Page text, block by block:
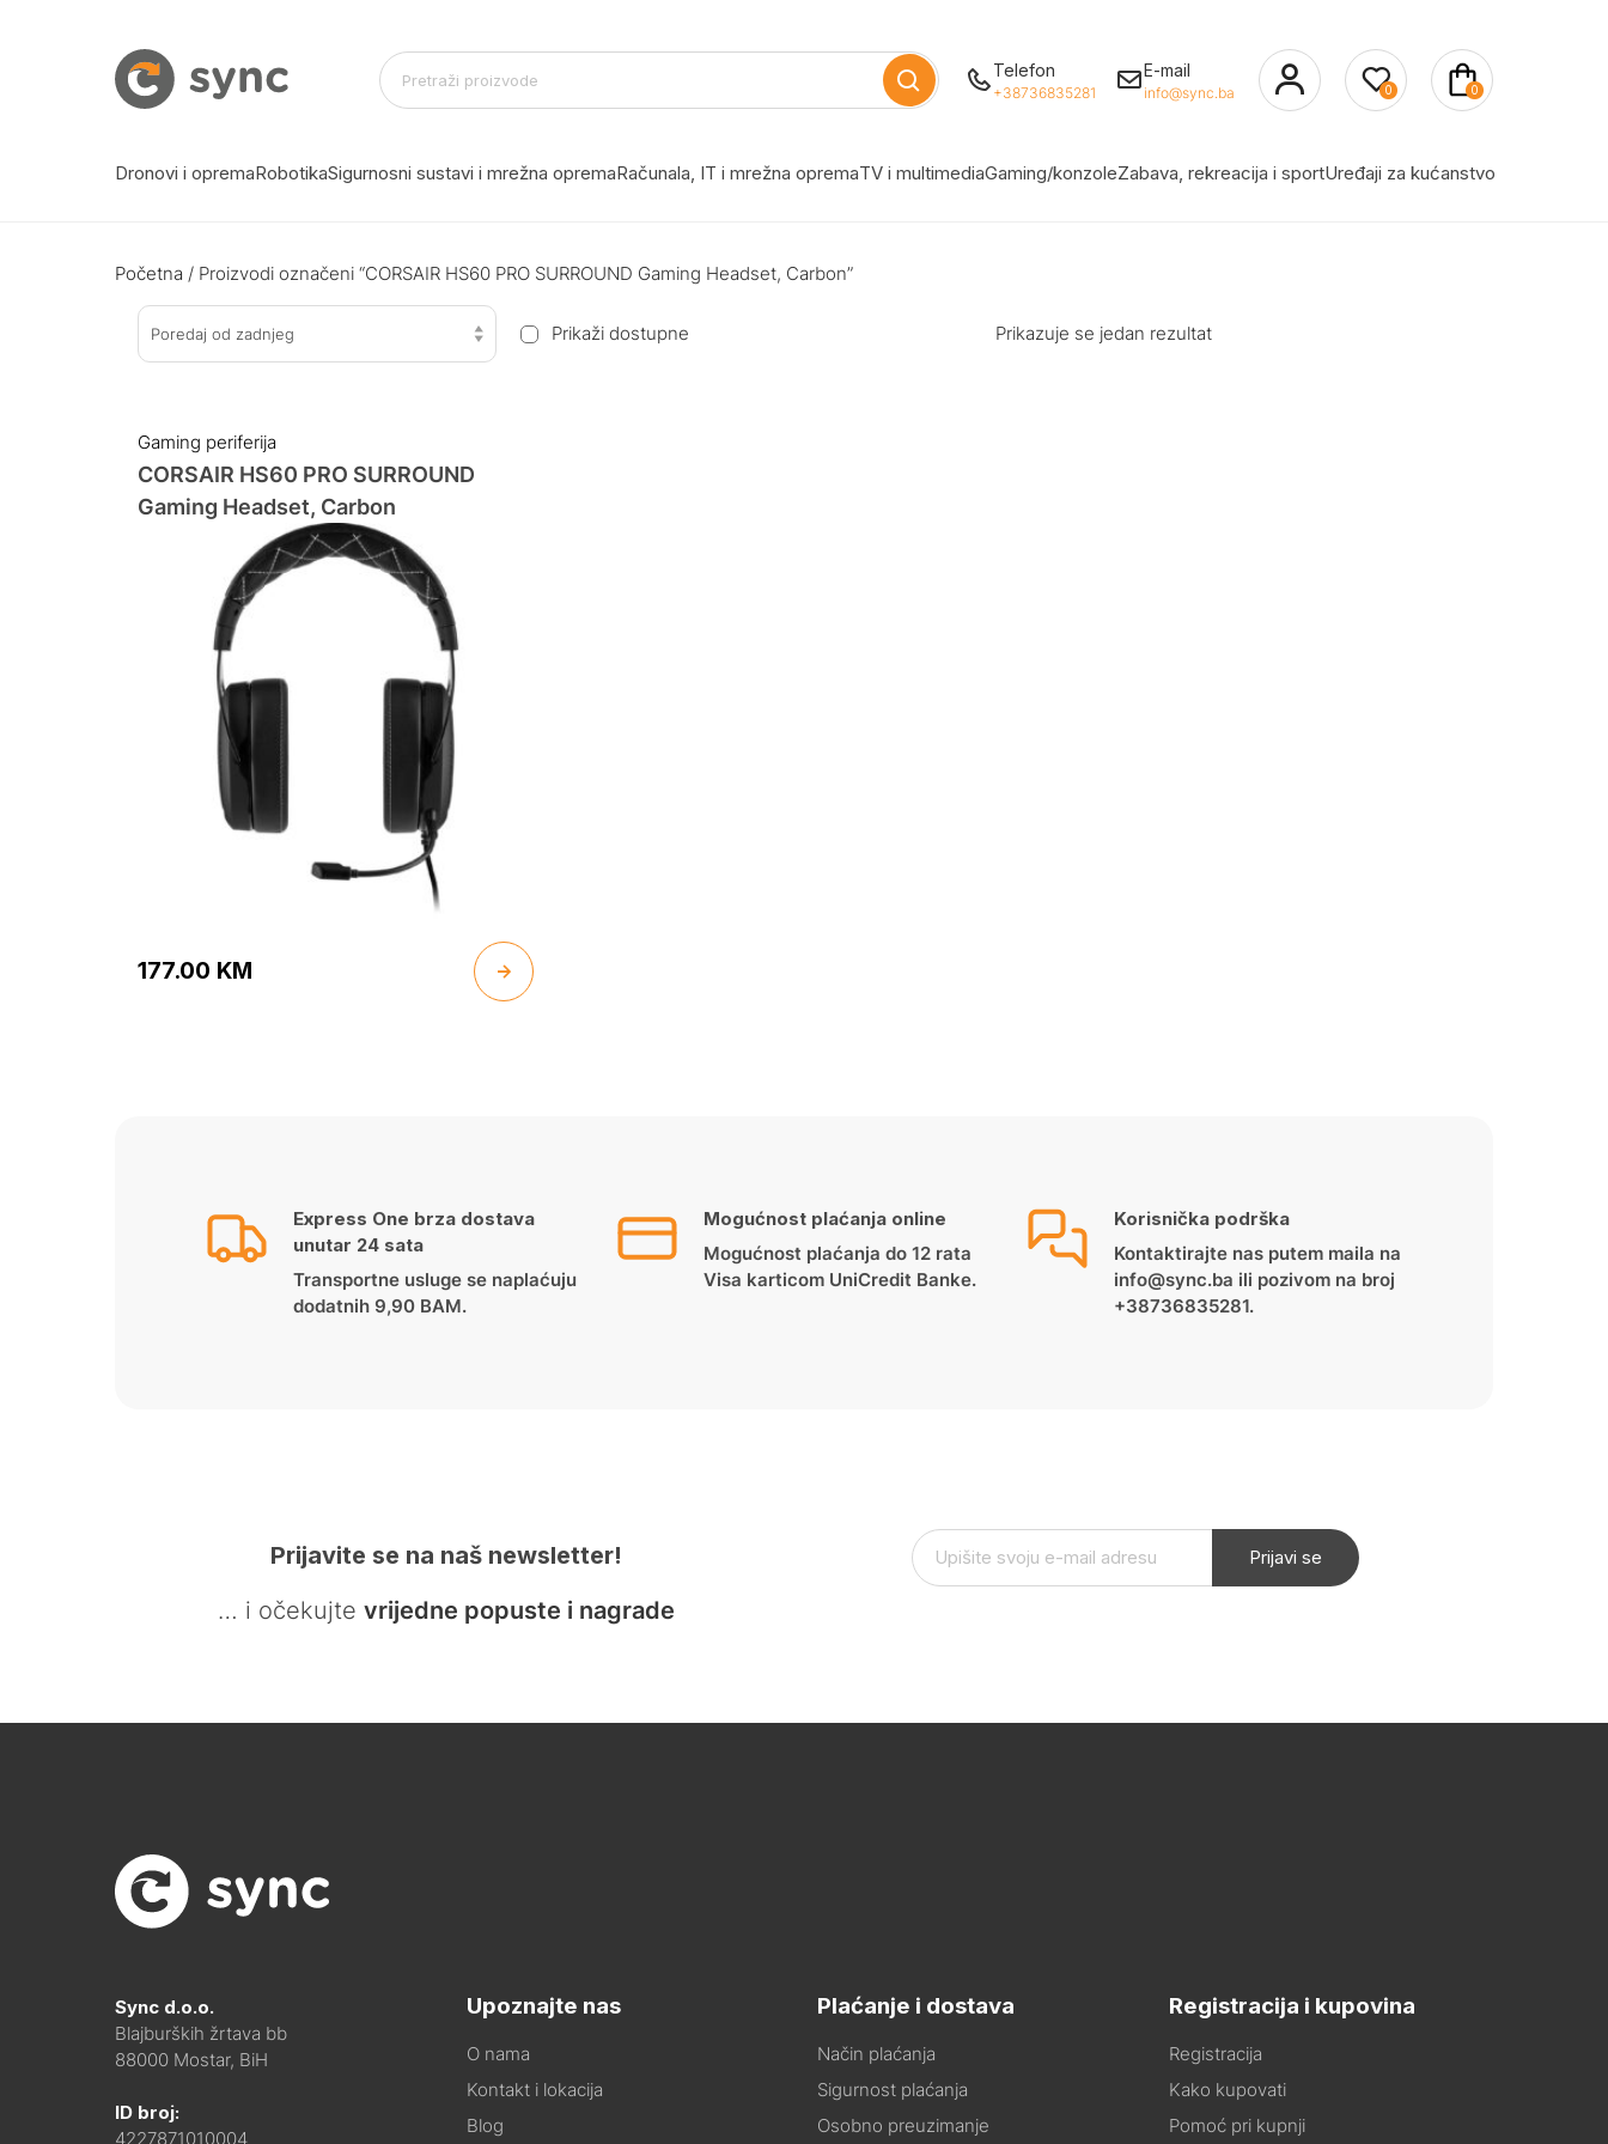
Telefon
+38736835281
E-mail
info@sync.ba 0 0
Dronovi i opremaRobotikaSigurnosni sustavi i mrežna opremaRačunala, IT i mrežna opremaTV i multimediaGaming/konzoleZabava, rekreacija i sportUređaji za kućanstvo
Početna / Proizvodi označeni “CORSAIR HS60 PRO SURROUND Gaming Headset, Carbon”
Poredaj od zadnjeg Prikaži dostupne Prikazuje se jedan rezultat
Gaming periferija
CORSAIR HS60 PRO SURROUND
Gaming Headset, Carbon
177.00 KM
Express One brza dostava
unutar 24 sata
Transportne usluge se naplaćuju
dodatnih 9,90 BAM.
Mogućnost plaćanja online
Mogućnost plaćanja do 12 rata
Visa karticom UniCredit Banke.
Korisnička podrška
Kontaktirajte nas putem maila na
info@sync.ba ili pozivom na broj
+38736835281.
Prijavite se na naš newsletter!
… i očekujte vrijedne popuste i nagrade
Prijavi se
Sync d.o.o.
Blajburških žrtava bb
88000 Mostar, BiH
ID broj:
4227871010004
Upoznajte nas
O nama
Kontakt i lokacija
Blog
Plaćanje i dostava
Način plaćanja
Sigurnost plaćanja
Osobno preuzimanje
Registracija i kupovina
Registracija
Kako kupovati
Pomoć pri kupnji